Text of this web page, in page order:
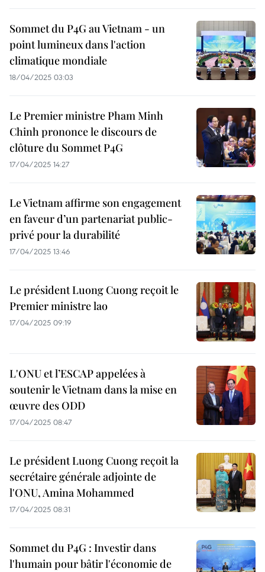
Sommet du P4G au Vietnam - un
point lumineux dans l'action
climatique mondiale
18/04/2025 03:03
Le Premier ministre Pham Minh
Chinh prononce le discours de
clôture du Sommet P4G
17/04/2025 14:27
Le Vietnam affirme son engagement
en faveur d’un partenariat public-
privé pour la durabilité
17/04/2025 13:46
Le président Luong Cuong reçoit le
Premier ministre lao
17/04/2025 09:19
L'ONU et l’ESCAP appelées à
soutenir le Vietnam dans la mise en
œuvre des ODD
17/04/2025 08:47
Le président Luong Cuong reçoit la
secrétaire générale adjointe de
l'ONU, Amina Mohammed
17/04/2025 08:31
Sommet du P4G : Investir dans
l'humain pour bâtir l'économie de